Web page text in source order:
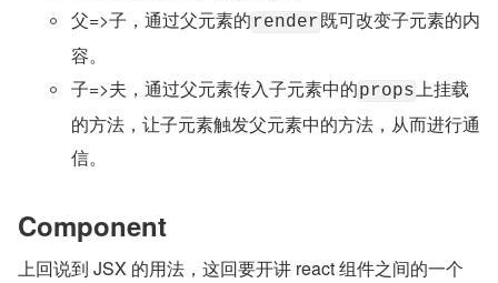
父=>子，通过父元素的 render既可改变子元素的内
容。
子=>夫，通过父元素传入子元素中的props上挂载
的方法，让子元素触发父元素中的方法，从而进行通
信。
Component
上回说到 JSX 的用法，这回要开讲 react 组件之间的一个